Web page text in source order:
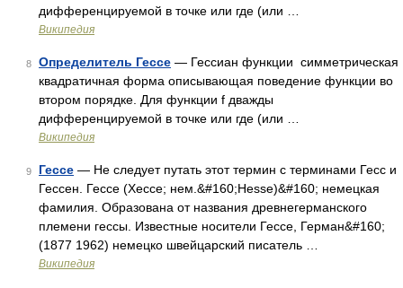
дифференцируемой в точке или где (или …
Википедия
8 Определитель Гессе — Гессиан функции симметрическая
квадратичная форма описывающая поведение функции во
втором порядке. Для функции f дважды
дифференцируемой в точке или где (или …
Википедия
9 Гессе — Не следует путать этот термин с терминами Гесс и
Гессен. Гессе (Хессе; нем.&#160;Hesse)&#160; немецкая
фамилия. Образована от названия древнегерманского
племени гессы. Известные носители Гессе, Герман&#160;
(1877 1962) немецко швейцарский писатель …
Википедия